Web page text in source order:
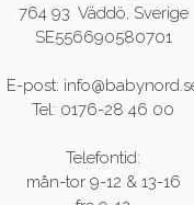
764 93 Väddö, Sverige
SE556690580701
E-post:
Tel: 0176-28 46 00
Telefontid:
mån-tor 9-12 & 13-16